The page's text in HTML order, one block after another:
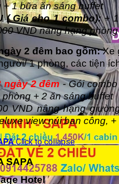
+ 1 bữa ăn sáng buffet
( Giá cho 1 combo):+
VND nâng hạng
2 đêm bao gồm:Xe
1 phòng, các tiện
ngày 2 đêm - Gói
+ 2 ăn sáng buffet
VND nâng hạng
view núi ban công,
Click to collapse
SAPA
Hotel